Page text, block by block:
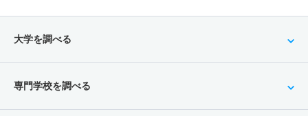
大学を調べる
専門学校を調べる